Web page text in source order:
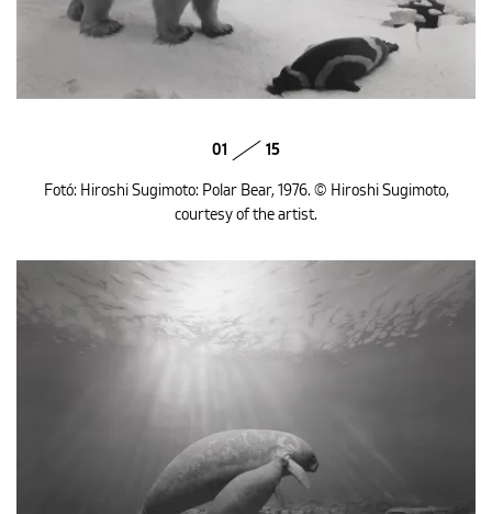
01 15
Fotó: Hiroshi Sugimoto: Polar Bear, 1976. © Hiroshi Sugimoto,
courtesy of the artist.